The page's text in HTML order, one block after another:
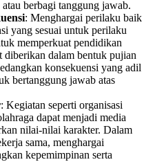
berbagi tanggung jawab.
: Menghargai perilaku baik
yang sesuai untuk perilaku
memperkuat pendidikan
diberikan dalam bentuk pujian
konsekuensi yang adil
bertanggung jawab atas
: Kegiatan seperti organisasi
dapat menjadi media
nilai-nilai karakter. Dalam
sama, menghargai
kepemimpinan serta